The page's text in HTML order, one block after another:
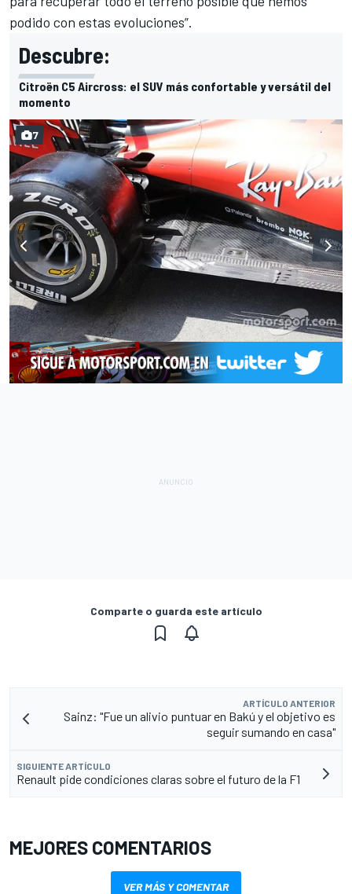
podido con estas evoluciones”.
Descubre:
Citroën C5 Aircross: el SUV más confortable y versátil del
momento
7
Comparte o guarda este artículo
ARTÍCULO ANTERIOR
Sainz: "Fue un alivio puntuar en Bakú y el objetivo es
seguir sumando en casa"
SIGUIENTE ARTÍCULO
Renault pide condiciones claras sobre el futuro de la F1
MEJORES COMENTARIOS
VER MÁS Y COMENTAR